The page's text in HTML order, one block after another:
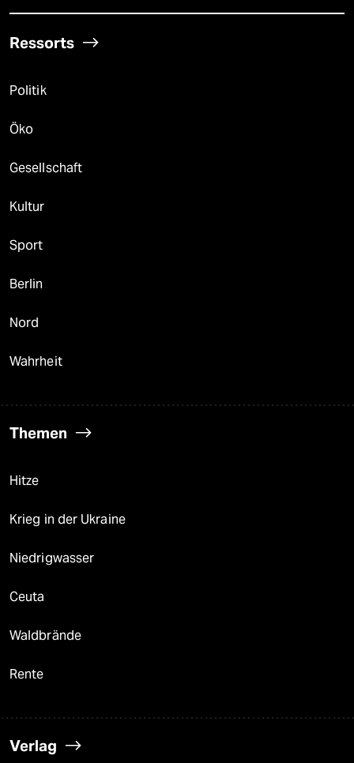
Ressorts
Politik
Öko
Gesellschaft
Kultur
Sport
Berlin
Nord
Wahrheit
Themen
Hitze
Krieg in der Ukraine
Niedrigwasser
Ceuta
Waldbrände
Rente
Verlag